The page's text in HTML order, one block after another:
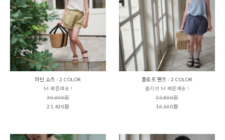
마틴 쇼츠 - 2 COLOR
M 빠른배송 !
30,600원
21,420원
플로르 팬츠 - 2 COLOR
올리브 M 빠른배송 !
23,800원
16,660원